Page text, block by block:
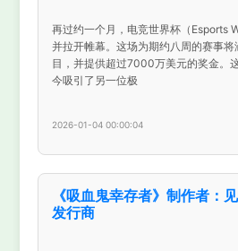
再过约一个月，电竞世界杯（Esports
并拉开帷幕。这场为期约八周的赛事
目，并提供超过7000万美元的奖金。
今吸引了另一位极
2026-01-04 00:00:04
《吸血鬼幸存者》制作者：
发行商